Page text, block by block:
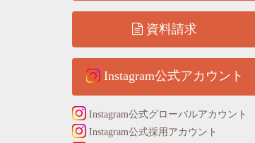
資料請求
Instagram公式アカウント
Instagram公式グローバルアカウント
Instagram公式採用アカウント